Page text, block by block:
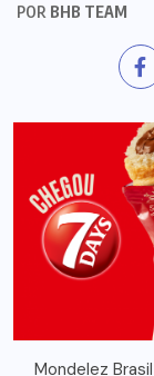
POR BHB TEAM
Mondelez